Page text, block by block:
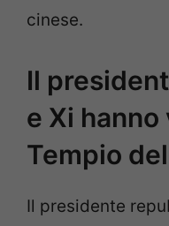
cinese.
Il
e Xi
Tempio
Il presidente